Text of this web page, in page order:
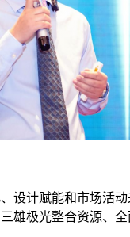
计赋能和市场活
雄极光整合资源、全